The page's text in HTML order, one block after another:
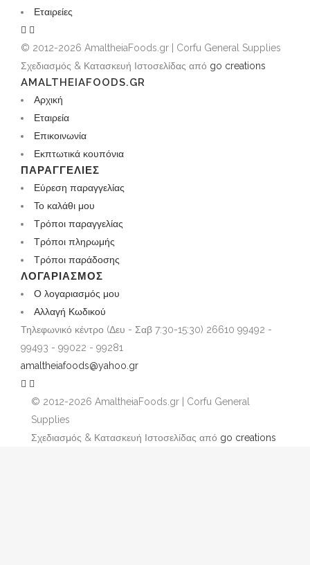
Εταιρείες
© 2012-2026 AmaltheiaFoods.gr | Corfu General Supplies
Σχεδιασμός & Κατασκευή Ιστοσελίδας από go creations
AMALTHEIAFOODS.GR
Αρχική
Εταιρεία
Επικοινωνία
Εκπτωτικά κουπόνια
ΠΑΡΑΓΓΕΛΊΕΣ
Εύρεση παραγγελίας
Το καλάθι μου
Τρόποι παραγγελίας
Τρόποι πληρωμής
Τρόποι παράδοσης
ΛΟΓΑΡΙΑΣΜΌΣ
Ο λογαριασμός μου
Αλλαγή Κωδικού
Τηλεφωνικό κέντρο (Δευ - Σαβ 7:30-15:30) 26610 99492 -
99493 - 99022 - 99281
amaltheiafoods@yahoo.gr
© 2012-2026 AmaltheiaFoods.gr | Corfu General
Supplies
Σχεδιασμός & Κατασκευή Ιστοσελίδας από go creations